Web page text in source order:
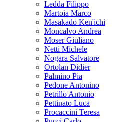
Ledda Filippo
Martoia Marco
Masakado Ken'ichi
Moncalvo Andrea
Moser Giuliano
Netti Michele
Nogara Salvatore
Ortolan Didier
Palmino Pia
Pedone Antonino
Petrillo Antonio
Pettinato Luca
Procaccini Teresa